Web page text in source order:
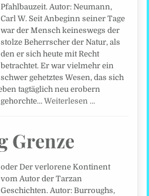
Pfahlbauzeit. Autor: Neumann,
Carl W. Seit Anbeginn seiner Tage
war der Mensch keineswegs der
stolze Beherrscher der Natur, als
den er sich heute mit Recht
betrachtet. Er war vielmehr ein
schwer gehetztes Wesen, das sich
tagtäglich neu erobern
Weiterlesen …
Grenze
oder Der verlorene Kontinent
vom Autor der Tarzan
Geschichten. Autor: Burroughs,